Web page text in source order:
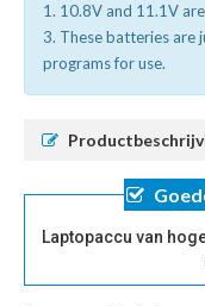
1. 10.8V and 11.1V
3. These batteries are
programs for use.
Laptopaccu van